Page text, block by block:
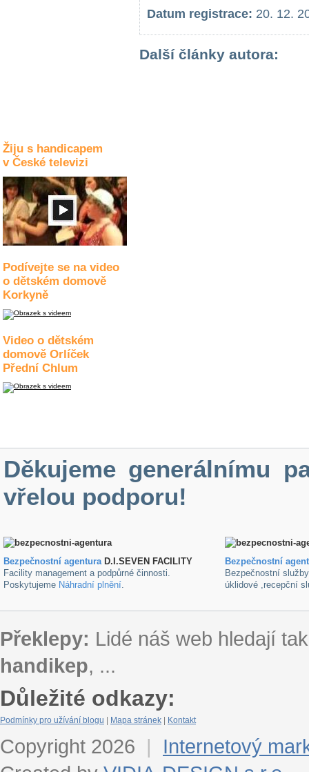
Žiju s handicapem
v České televizi
Podívejte se na video
o dětském domově
Korkyně
Video o dětském
domově Orlíček
Přední Chlum
Datum registrace: 20. 12.
Další články autora:
Děkujeme generálnímu
vřelou podporu!
Bezpečnostní agenturaD.I.SEVEN FACILITY
Facility management a podpůrné činnosti.
Poskytujeme Náhradní plnění.
Bezpečnostní
Bezpečnostní
úklidové ,recepční
Překlepy: Lidé náš web hledají
handikep, ...
Důležité odkazy:
Podmínky pro užívání blogu Mapa stránek Kontakt
Copyright 2026 |
Internetový